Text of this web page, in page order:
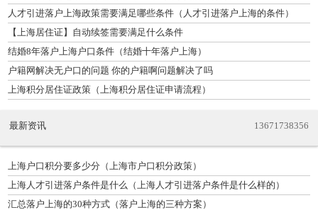
人才引进落户上海政策需要满足哪些条件（人才引进落户上海的条件）
【上海居住证】自动续签需要满足什么条件
结婚8年落户上海户口条件（结婚十年落户上海）
户籍网解决无户口的问题 你的户籍啊问题解决了吗
上海积分居住证政策（上海积分居住证申请流程）
最新资讯 13671738356
上海户口积分要多少分（上海市户口积分政策）
上海人才引进落户条件是什么（上海人才引进落户条件是什么样的）
汇总落户上海的30种方式（落户上海的三种方案）